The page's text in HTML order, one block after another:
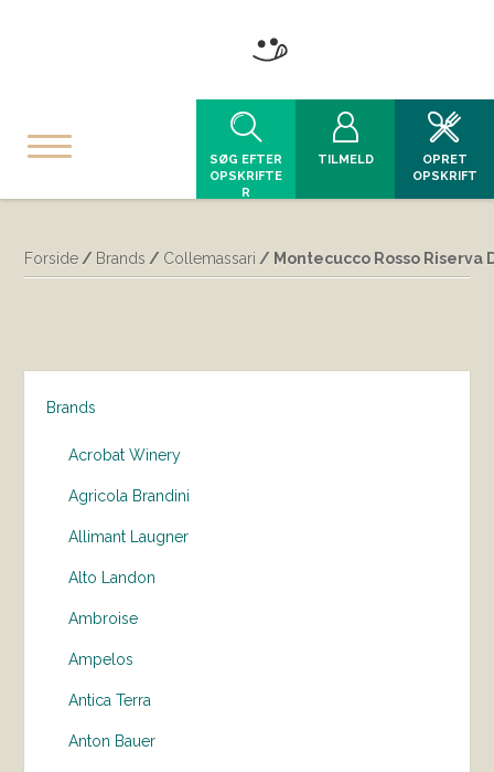
SØG EFTER
OPSKRIFTE
R
TILMELD
OPRET
OPSKRIFT
Forside / Brands / Collemassari / Montecucco Rosso Riserva
Brands
Acrobat Winery
Agricola Brandini
Allimant Laugner
Alto Landon
Ambroise
Ampelos
Antica Terra
Anton Bauer